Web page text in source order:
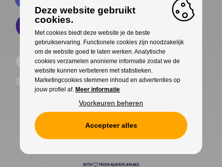
Cookies Privacy
WITH FROM ALWAYS AWAKE
Deze website gebruikt
cookies.
Met cookies biedt deze website je de beste
gebruikservaring. Functionele cookies zijn noodzakelijk
om de website goed te laten werken. Analytische
cookies verzamelen anonieme informatie zodat we de
website kunnen verbeteren met statistieken.
Marketingcookies stemmen inhoud en advertenties op
jouw profiel af. Meer informatie
Voorkeuren beheren
Accepteer alles